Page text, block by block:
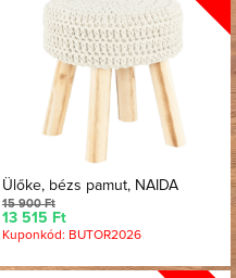
Ülőke, bézs pamut, NAIDA
15 900 Ft
13 515 Ft
Kuponkód: BUTOR2026